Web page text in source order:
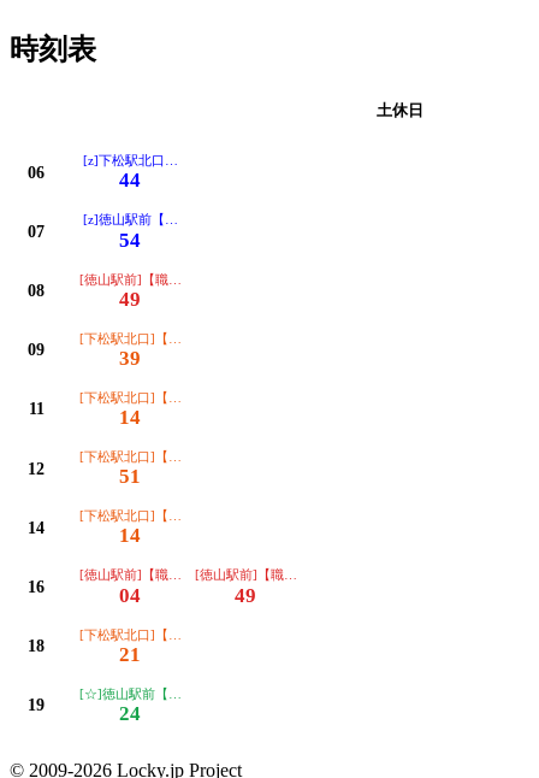
時刻表
土休日
06
[z]下松駅北口【職安前 徳山駅前経由】
44
07
[z]徳山駅前【職安前経由】
54
08
[徳山駅前]【職安前経由】
49
09
[下松駅北口]【末武大通（バイパス）経由】
39
11
[下松駅北口]【職安前 徳山駅前経由】
14
12
[下松駅北口]【職安前 徳山駅前経由】
51
14
[下松駅北口]【職安前 徳山駅前経由】
14
16
[徳山駅前]【職安前経由】
04
[徳山駅前]【職安前経由】
49
18
[下松駅北口]【職安前 徳山駅前経由】
21
19
[☆]徳山駅前【職安前経由】
24
© 2009-2026 Locky.jp Project